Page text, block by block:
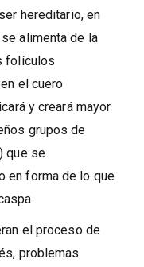
hereditario, en
alimenta de la
folículos
el cuero
y creará mayor
grupos de
que se
en forma de lo que
el proceso de
problemas